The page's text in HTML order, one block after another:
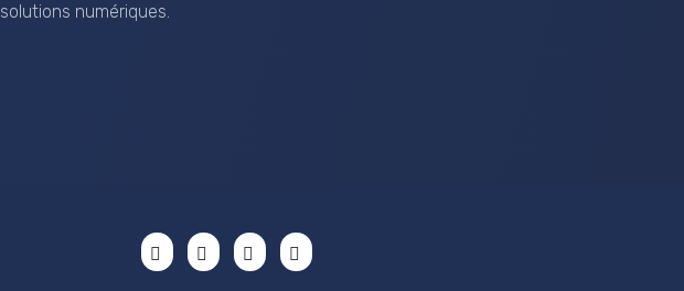
solutions numériques.